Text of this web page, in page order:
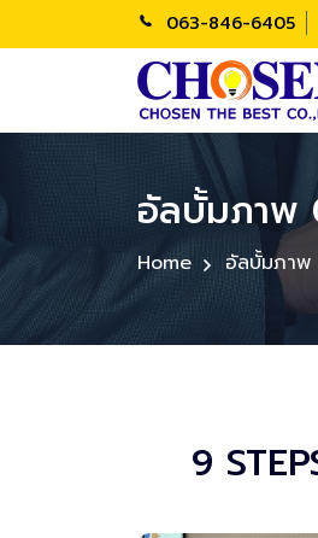
063-846-6405
อัลบั้มภาพ
Home อัลบั้มภาพ
9